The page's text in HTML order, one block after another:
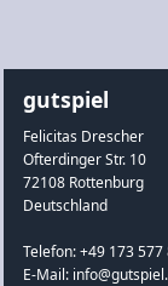
gutspiel
Felicitas Drescher
Ofterdinger Str. 10
72108 Rottenburg
Deutschland
Telefon: +49 173 577
E-Mail: